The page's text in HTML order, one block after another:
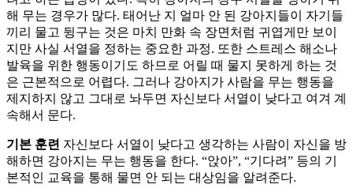
해 무는 경우가 많다. 태어난 지 얼마 안 된 강아지들이 자기들
끼리 물고 뒹구는 것은 마치 만화 속 장면처럼 귀엽게만 보이
지만 사실 서열을 정하는 중요한 과정. 또한 스트레스 해소나
발육을 위한 행동이기도 하므로 어릴 때 물지 못하게 하는 것
은 근본적으로 어렵다. 그러나 강아지가 사람을 무는 행동을
제지하지 않고 그대로 놔두면 자신보다 서열이 낮다고 여겨 계
속해서 문다.
기본 훈련 자신보다 서열이 낮다고 생각하는 사람이 자신을 방
해하면 강아지는 무는 행동을 한다. “앉아”, “기다려” 등의 기
본적인 교육을 통해 물면 안 되는 대상임을 알려준다.